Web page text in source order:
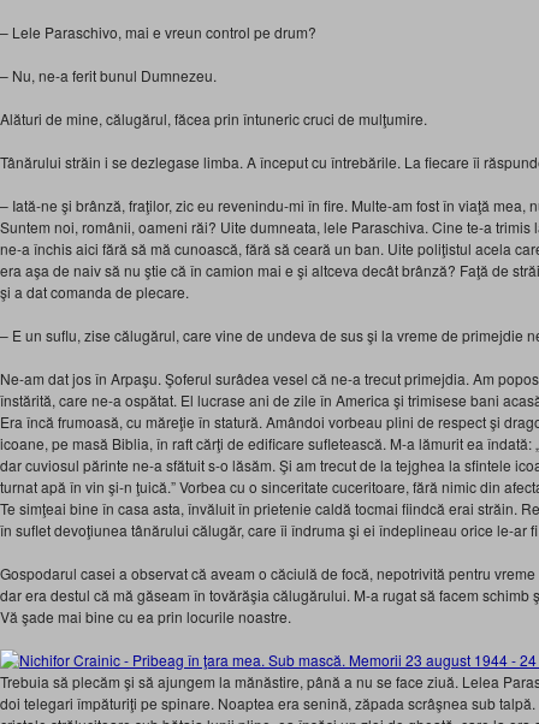
– Lele Paraschivo, mai e vreun control pe drum?
– Nu, ne-a ferit bunul Dumnezeu.
Alături de mine, călugărul, făcea prin întuneric cruci de mulţumire.
Tânărului străin i se dezlegase limba. A început cu întrebările. La fiecare îi
– Iată-ne şi brânză, fraţilor, zic eu revenindu-mi în fire. Multe-am fost în viaţă mea,
Suntem noi, românii, oameni răi? Uite dumneata, lele Paraschiva. Cine te-a
ne-a închis aici fără să mă cunoască, fără să ceară un ban. Uite poliţistul acela
era aşa de naiv să nu ştie că în camion mai e şi altceva decât brânză? Faţă de
şi a dat comanda de plecare.
– E un suflu, zise călugărul, care vine de undeva de sus şi la vreme de primejdie
Ne-am dat jos în Arpaşu. Şoferul surâdea vesel că ne-a trecut primejdia. Am
înstărită, care ne-a ospătat. El lucrase ani de zile în America şi trimisese bani
Era încă frumoasă, cu măreţie în statură. Amândoi vorbeau plini de respect şi
icoane, pe masă Biblia, în raft cărţi de edificare sufletească. M-a lămurit ea îndată:
dar cuviosul părinte ne-a sfătuit s-o lăsăm. Şi am trecut de la tejghea la sfintele
turnat apă în vin şi-n ţuică.” Vorbea cu o sinceritate cuceritoare, fără nimic din
Te simţeai bine în casa asta, învăluit în prietenie caldă tocmai fiindcă erai străin.
în suflet devoţiunea tânărului călugăr, care îi îndruma şi ei îndeplineau orice le-ar
Gospodarul casei a observat că aveam o căciulă de focă, nepotrivită pentru
dar era destul că mă găseam în tovărăşia călugărului. M-a rugat să facem schimb
Vă şade mai bine cu ea prin locurile noastre.
Trebuia să plecăm şi să ajungem la mănăstire, până a nu se face ziuă. Lelea
doi telegari împăturiţi pe spinare. Noaptea era senină, zăpada scrâşnea sub